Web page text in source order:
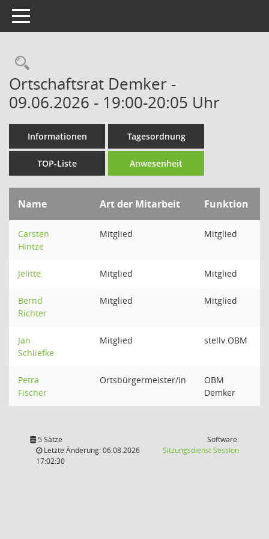
Toggle navigation
Rechercheauswahl
Ortschaftsrat Demker -
09.06.2026 - 19:00-20:05 Uhr
Informationen Tagesordnung
TOP-Liste Anwesenheit
Name Art der Mitarbeit Funktion
Carsten
Hintze
Mitglied Mitglied
Jelitte Mitglied Mitglied
Bernd
Richter
Mitglied Mitglied
Jan
Schliefke
Mitglied stellv.OBM
Petra
Fischer
Ortsbürgermeister/in
OBM
Demker
5 Sätze
Letzte Änderung: 06.08.2026
17:02:30
Software:
SitzungsdienstSession(Wird in